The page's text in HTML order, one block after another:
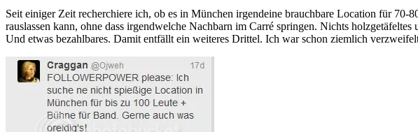
Seit einiger Zeit recherchiere ich, ob es in München irgendeine brauchbare Location für
rauslassen kann, ohne dass irgendwelche Nachbarn im Carré springen. Nichts
Und etwas bezahlbares. Damit entfällt ein weiteres Drittel. Ich war schon ziemlich